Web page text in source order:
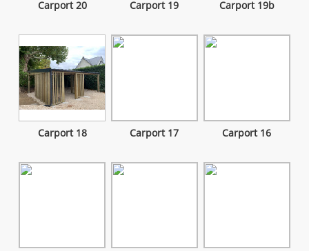
Carport 20 Carport 19 Carport 19b
Carport 18 Carport 17 Carport 16